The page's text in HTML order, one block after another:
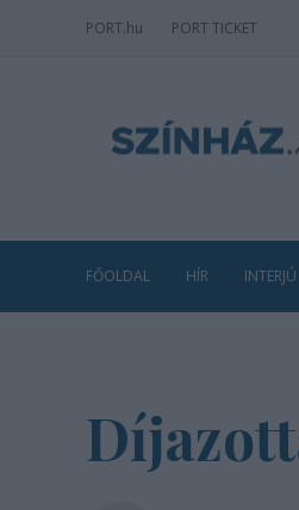
PORT.hu PORT TICKET
FŐOLDAL HÍR INTERJÚ